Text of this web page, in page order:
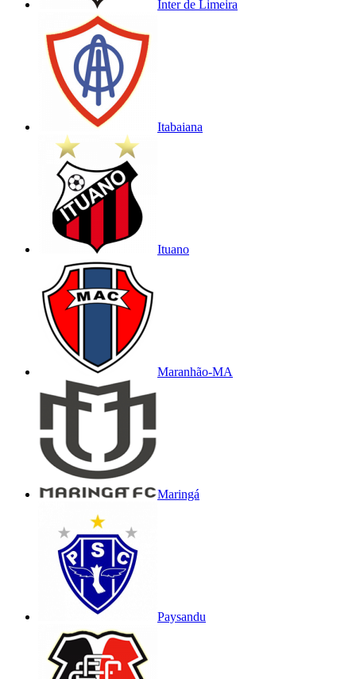
Inter de Limeira
Itabaiana
Ituano
Maranhão-MA
Maringá
Paysandu